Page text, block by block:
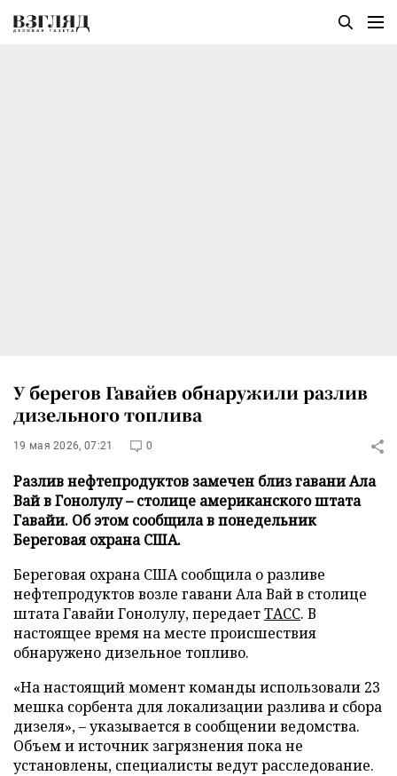
У берегов Гавайев обнаружили разлив
дизельного топлива
19 мая 2026, 07:21 0
Разлив нефтепродуктов замечен близ гавани Ала
Вай в Гонолулу – столице американского штата
Гавайи. Об этом сообщила в понедельник
Береговая охрана США.
Береговая охрана США сообщила о разливе
нефтепродуктов возле гавани Ала Вай в столице
штата Гавайи Гонолулу, передаетТАСС. В
настоящее время на месте происшествия
обнаружено дизельное топливо.
«На настоящий момент команды использовали 23
мешка сорбента для локализации разлива и сбора
дизеля», – указывается в сообщении ведомства.
Объем и источник загрязнения пока не
установлены, специалисты ведут расследование.